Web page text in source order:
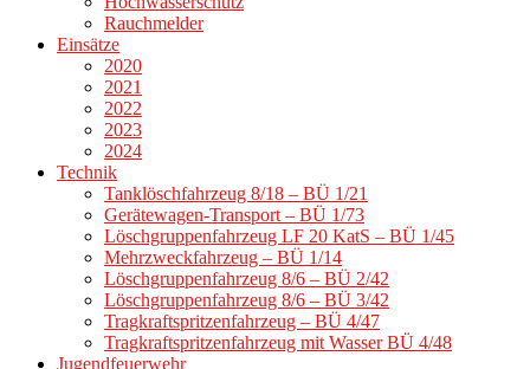
Rauchmelder
Einsätze
2020
2021
2022
2023
2024
Technik
Tanklöschfahrzeug 8/18 – BÜ 1/21
Gerätewagen-Transport – BÜ 1/73
Löschgruppenfahrzeug LF 20 KatS – BÜ 1/45
Mehrzweckfahrzeug – BÜ 1/14
Löschgruppenfahrzeug 8/6 – BÜ 2/42
Löschgruppenfahrzeug 8/6 – BÜ 3/42
Tragkraftspritzenfahrzeug – BÜ 4/47
Tragkraftspritzenfahrzeug mit Wasser BÜ 4/48
Jugendfeuerwehr